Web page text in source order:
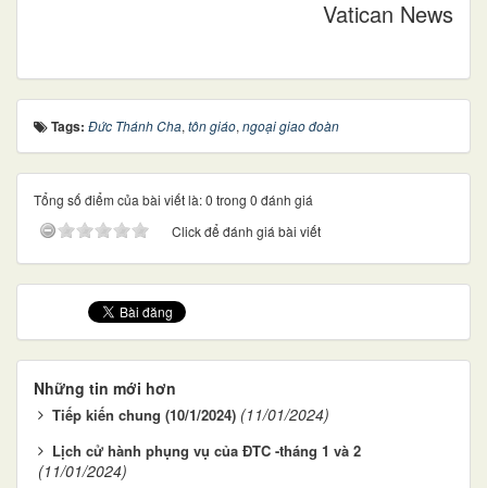
Vatican News
Tags: Đức Thánh Cha, tôn giáo, ngoại giao đoàn
Tổng số điểm của bài viết là: 0 trong 0 đánh giá
Click để đánh giá bài viết
Những tin mới hơn
Tiếp kiến chung (10/1/2024) (11/01/2024)
Lịch cử hành phụng vụ của ĐTC -tháng 1 và 2
(11/01/2024)